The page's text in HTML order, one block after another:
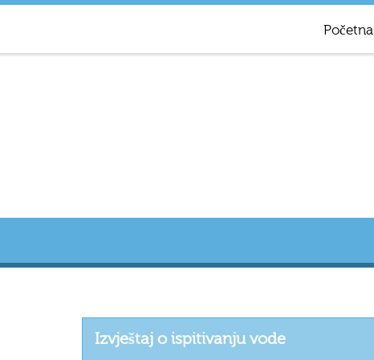
Početna
Izvještaj o ispitivanju vode